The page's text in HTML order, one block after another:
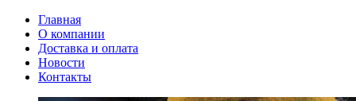
Главная
О компании
Доставка и оплата
Новости
Контакты